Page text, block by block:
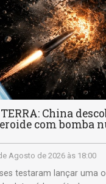
TERRA: China
com bomba
Agosto de 2026 às 18:00
testaram lançar uma